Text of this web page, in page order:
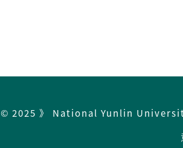
© 2025 》 National Yunlin